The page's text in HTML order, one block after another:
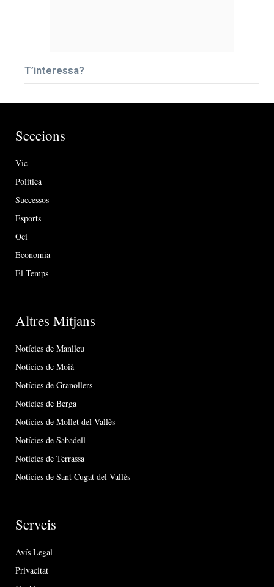
T’interessa?
Seccions
Vic
Política
Successos
Esports
Oci
Economia
El Temps
Altres Mitjans
Notícies de Manlleu
Notícies de Moià
Notícies de Granollers
Notícies de Berga
Notícies de Mollet del Vallès
Notícies de Sabadell
Notícies de Terrassa
Notícies de Sant Cugat del Vallès
Serveis
Avís Legal
Privacitat